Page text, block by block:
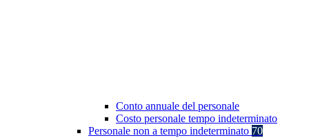
Conto annuale del personale
Costo personale tempo indeterminato
Personale non a tempo indeterminato 70